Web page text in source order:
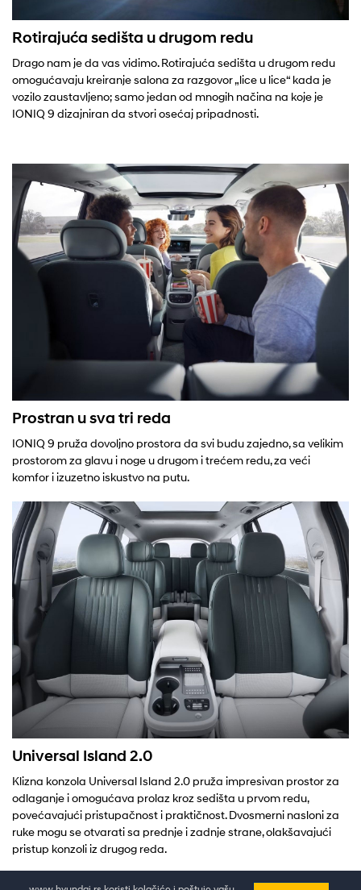
Rotirajuća sedišta u drugom redu
Drago nam je da vas vidimo. Rotirajuća sedišta u drugom redu
omogućavaju kreiranje salona za razgovor „lice u lice“ kada je
vozilo zaustavljeno; samo jedan od mnogih načina na koje je
IONIQ 9 dizajniran da stvori osećaj pripadnosti.
Prostran u sva tri reda
IONIQ 9 pruža dovoljno prostora da svi budu zajedno, sa velikim
prostorom za glavu i noge u drugom i trećem redu, za veći
komfor i izuzetno iskustvo na putu.
Universal Island 2.0
Klizna konzola Universal Island 2.0 pruža impresivan prostor za
odlaganje i omogućava prolaz kroz sedišta u prvom redu,
povećavajući pristupačnost i praktičnost. Dvosmerni nasloni za
ruke mogu se otvarati sa prednje i zadnje strane, olakšavajući
pristup konzoli iz drugog reda.